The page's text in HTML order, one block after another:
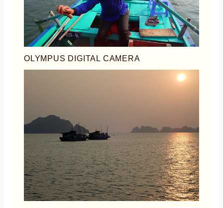
OLYMPUS DIGITAL CAMERA